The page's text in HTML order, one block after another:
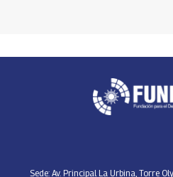
Sede: Av. Principal La Urbina, Torre